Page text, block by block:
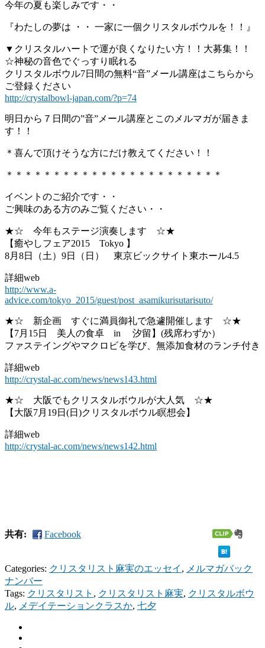
今年の夏も楽しみです・・
『わたしの夢は ・・ 一家に一個クリスタルボウルを！！』
▼クリスタルハートで運が良くなりたい方！！大募集！！
☆神秘の音色でぐっすり眠れる
クリスタルボウル7日間の無料“音”メール講座はこちらから
ご登録ください
http://crystalbowl-japan.com/?p=74
明日から７日間の”音”メール講座とこのメルマガが届きま
す！！
＊喜んで頂けそうな方にだけ教えてください！！
＊＊＊＊＊＊＊＊＊＊＊＊＊＊＊＊＊＊＊＊＊＊＊
イベントのご紹介です・・
ご興味のある方のみご覧ください・・
★☆ 今年もステージ演奏します ☆★
【癒やしフェア2015 Tokyo 】
8月8日（土）9日（日） 東京ビックサイト東ホール4.5
詳細web
http://www.a-
advice.com/tokyo_2015/guest/post_asamikurisutarisuto/
★☆ 新企画 すぐに満員御礼で急遽開催します ☆★
【7月15日 美人の食卓 in 汐留】(残席わずか）
ファステイングやマクロビを学び、無添加食材のランチ付き
詳細web
http://crystal-ac.com/news/news143.html
★☆ 大阪でもクリスタルボウルが大人気 ☆★
【大阪7月19日(日)クリスタルボウル瞑想会】
詳細web
http://crystal-ac.com/news/news142.html
共有: Facebook
Categories: クリスタリスト麻実のエッセイ , メルマガバック
ナンバー
Tags: クリスタリスト , クリスタリスト麻実, クリスタルボウ
ル, メデイテーションクラスか, 七夕